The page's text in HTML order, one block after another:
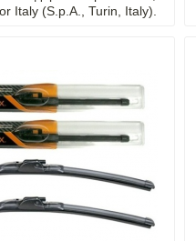
Italy (S.p.A., Turin, Italy).